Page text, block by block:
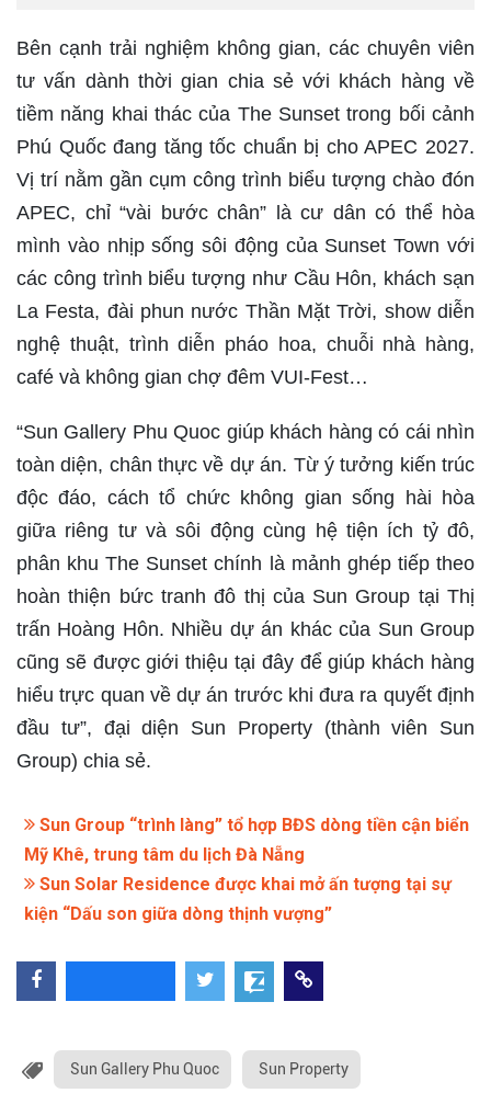
Bên cạnh trải nghiệm không gian, các chuyên viên
tư vấn dành thời gian chia sẻ với khách hàng về
tiềm năng khai thác của The Sunset trong bối cảnh
Phú Quốc đang tăng tốc chuẩn bị cho APEC 2027.
Vị trí nằm gần cụm công trình biểu tượng chào đón
APEC, chỉ “vài bước chân” là cư dân có thể hòa
mình vào nhịp sống sôi động của Sunset Town với
các công trình biểu tượng như Cầu Hôn, khách sạn
La Festa, đài phun nước Thần Mặt Trời, show diễn
nghệ thuật, trình diễn pháo hoa, chuỗi nhà hàng,
café và không gian chợ đêm VUI-Fest…
“Sun Gallery Phu Quoc giúp khách hàng có cái nhìn
toàn diện, chân thực về dự án. Từ ý tưởng kiến trúc
độc đáo, cách tổ chức không gian sống hài hòa
giữa riêng tư và sôi động cùng hệ tiện ích tỷ đô,
phân khu The Sunset chính là mảnh ghép tiếp theo
hoàn thiện bức tranh đô thị của Sun Group tại Thị
trấn Hoàng Hôn. Nhiều dự án khác của Sun Group
cũng sẽ được giới thiệu tại đây để giúp khách hàng
hiểu trực quan về dự án trước khi đưa ra quyết định
đầu tư”, đại diện Sun Property (thành viên Sun
Group) chia sẻ.
Sun Group “trình làng” tổ hợp BĐS dòng tiền cận biển
Mỹ Khê, trung tâm du lịch Đà Nẵng
Sun Solar Residence được khai mở ấn tượng tại sự
kiện “Dấu son giữa dòng thịnh vượng”
Sun Gallery Phu Quoc Sun Property